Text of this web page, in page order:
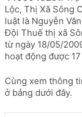
mã
số
thuế
...
Lộc, Thị Xã Sông
luật là Nguyễn
Đội Thuế thị xã
từ ngày 18/05/
hoạt động được
Cùng xem thông
ở bảng dưới đây.